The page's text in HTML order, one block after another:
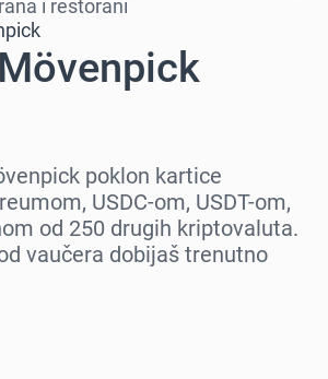
i restorani
poklon kartice
USDC-om, USDT-om,
od 250 drugih kriptovaluta.
vaučera dobijaš trenutno